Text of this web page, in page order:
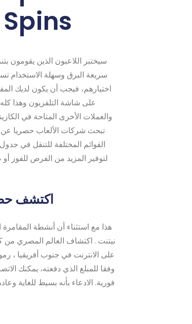
سريعة البرق وسهلة الاستخدام
اختيارهم، فيجب أن يكون لديك
على شاشة التلفزيون وهذا
والعملات الأخرى المتاحة في
تبحث شركات الألعاب حصريا عن
القوائم المختلفة للتنقل في
لتوفير المزيد من الفرص للفوز
اكتشف
هذا مع استثناء أن أنشطة
نيتنت . اكتشاف العالم المصري من
على الانترنت في جنوب أفريقيا ،
وفقا للمبلغ الذي دفعته، يمكنك
فورية. الادعاء بأنه بسيط للغاية